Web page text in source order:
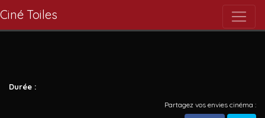
Ciné Toiles
Durée :
Partagez vos envies cinéma :